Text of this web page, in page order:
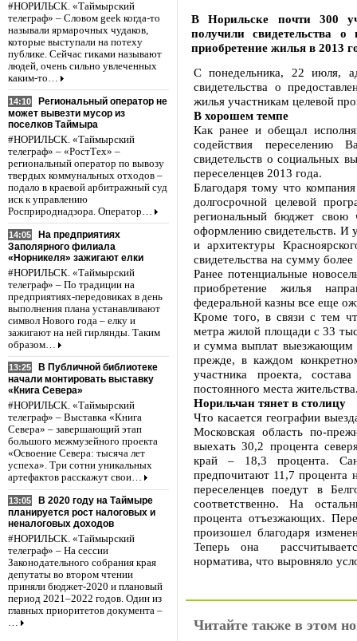
#НОРИЛЬСК. «Таймырский
телеграф» – Словом geek когда-то
называли ярмарочных чудаков,
которые выступали на потеху
публике. Сейчас гиками называют
людей, очень сильно увлеченных
каким-то…
14:10
Региональный оператор не
может вывезти мусор из
поселков Таймыра
#НОРИЛЬСК. «Таймырский
телеграф» – «РостТех» –
региональный оператор по вывозу
твердых коммунальных отходов –
подало в краевой арбитражный суд
иск к управлению
Росприроднадзора. Оператор…
14:05
На предприятиях
Заполярного филиала
«Норникеля» зажигают елки
#НОРИЛЬСК. «Таймырский
телеграф» – По традиции на
предприятиях-передовиках в день
выполнения плана устанавливают
символ Нового года – елку и
зажигают на ней гирлянды. Таким
образом…
13:25
В Публичной библиотеке
начали монтировать выставку
«Книга Севера»
#НОРИЛЬСК. «Таймырский
телеграф» – Выставка «Книга
Севера» – завершающий этап
большого межмузейного проекта
«Освоение Севера: тысяча лет
успеха». Три сотни уникальных
артефактов расскажут свои…
13:05
В 2020 году на Таймыре
планируется рост налоговых и
неналоговых доходов
#НОРИЛЬСК. «Таймырский
телеграф» – На сессии
Законодательного собрания края
депутаты во втором чтении
приняли бюджет-2020 и плановый
период 2021–2022 годов. Один из
главных приоритетов документа –
…
В Норильске почти 300
получили свидетельства
приобретение жилья в 2013
С понедельника, 22 июля,
свидетельства о
жилья участникам целевой
В хорошем темпе
Как ранее и обещал
содействия
свидетельств о социальных
переселенцев 2013 года.
Благодаря тому что
долгосрочной целевой
региональный бюджет свою
оформлению свидетельств. И
и архитектуры
свидетельства на сумму
Ранее потенциальные
приобретение жилья
федеральной казны все еще
Кроме того, в связи с тем
метра жилой площади с 33
и сумма выплат выезжающим
прежде, в каждом
участника проекта,
постоянного места
Норильчан тянет в столицу
Что касается географии
Московская область по-
выехать 30,2 процента
край – 18,3 процента.
предпочитают 11,7 процента
переселенцев поедут в
соответственно. На
процента отъезжающих.
произошел благодаря
Теперь она
норматива, что выровняло
Читайте также в этом